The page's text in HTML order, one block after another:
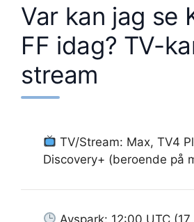
Var kan jag se
FF idag? TV-
stream
TV/Stream: Max, TV4
Discovery+ (beroende på
Avspark: 12:00 UTC